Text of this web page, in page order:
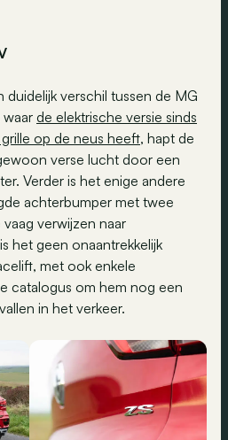
duidelijk verschil tussen de MG
de elektrische versie sinds
op de neus heeft, hapt de
verse lucht door een
Verder is het enige andere
achterbumper met twee
verwijzen naar
het geen onaantrekkelijk
met ook enkele
catalogus om hem nog een
in het verkeer.